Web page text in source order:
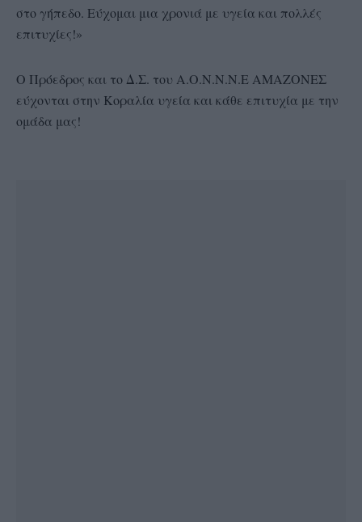
στο γήπεδο. Εύχομαι μια χρονιά με υγεία και πολλές
επιτυχίες!»
Ο Πρόεδρος και το Δ.Σ. του Α.Ο.Ν.Ν.Ν.Ε ΑΜΑΖΟΝΕΣ
εύχονται στην Κοραλία υγεία και κάθε επιτυχία με την
ομάδα μας!